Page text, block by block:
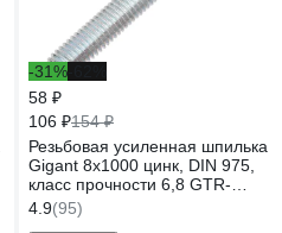
-31%
58 ₽
106 ₽154 ₽
Резьбовая усиленная шпилька
Gigant 8x1000 цинк, DIN 975,
класс прочности 6,8 GTR-
6881000
4.9(95)